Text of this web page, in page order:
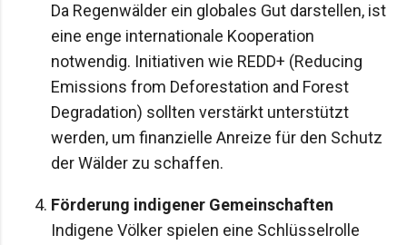
Da Regenwälder ein globales Gut darstellen, ist
eine enge internationale Kooperation
notwendig. Initiativen wie REDD+ (Reducing
Emissions from Deforestation and Forest
Degradation) sollten verstärkt unterstützt
werden, um finanzielle Anreize für den Schutz
der Wälder zu schaffen.
Förderung indigener Gemeinschaften
Indigene Völker spielen eine Schlüsselrolle